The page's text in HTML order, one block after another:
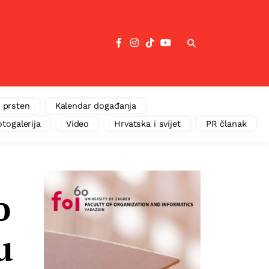
prsten
Kalendar događanja
Video Hrvatska i svijet PR članak